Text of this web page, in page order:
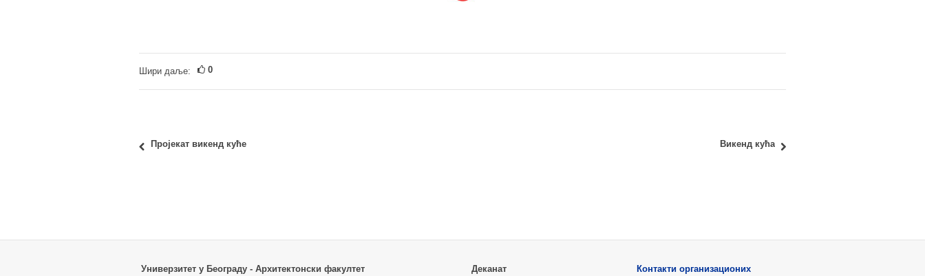
Шири даље: 0
Пројекат викенд куће Викенд кућа
Универзитет у Београду - Архитектонски факултет Деканат Контакти организационих